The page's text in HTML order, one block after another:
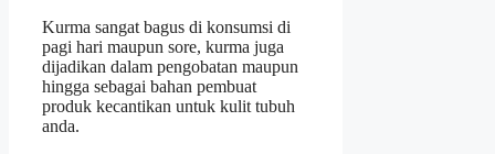
Kurma sangat bagus di konsumsi di
pagi hari maupun sore, kurma juga
dijadikan dalam pengobatan maupun
hingga sebagai bahan pembuat
produk kecantikan untuk kulit tubuh
anda.